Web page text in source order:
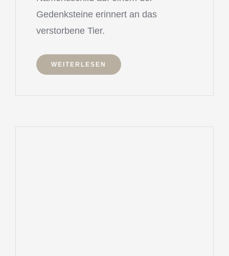
Gedenksteine erinnert an das
verstorbene Tier.
WEITERLESEN